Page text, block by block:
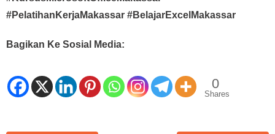
#PelatihanKerjaMakassar #BelajarExcelMakassar
Bagikan Ke Sosial Media:
0
Shares